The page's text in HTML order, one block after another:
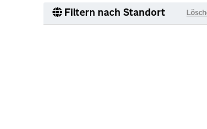
Filtern nach Standort